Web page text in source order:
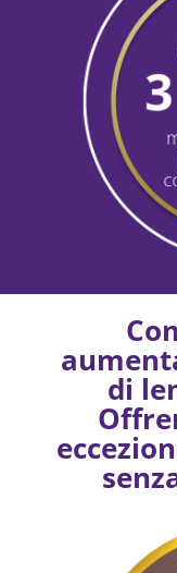
di